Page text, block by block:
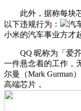
此外，据称每块芯
以下违规行为：
汽
小米的汽车事业方才
QQ 昵称为「爱芥
一件悬念着的工作，
尔曼（Mark Gurman
高端芯片，